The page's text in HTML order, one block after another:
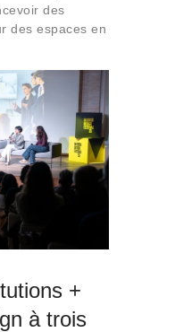
des
des espaces en
+
à trois